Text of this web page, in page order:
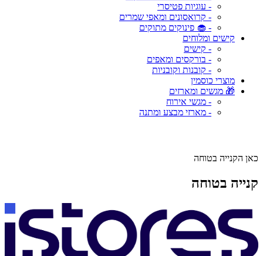
- עוגיות פטיסרי
- קרואסונים ומאפי שמרים
- 🧁 פינוקים מתוקים
קישים ומלוחים
- קישים
- בורקסים ומאפים
- קובנות וקובניות
מוצרי כוסמין
🎁 מגשים ומארזים
- מגשי אירוח
- מארזי מבצע ומתנה
כאן הקנייה בטוחה
קנייה בטוחה